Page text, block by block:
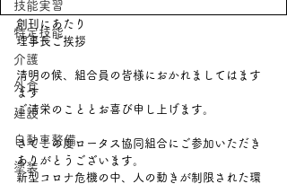
技能実習
特定技能
介護
外食
建設
自動車整備
塗装
創刊にあたり
理事長ご挨拶
清明の候、組合員の皆様におかれましてはます
ます
ご清栄のこととお喜び申し上げます。
さてこの度ロータス協同組合にご参加いただき
ありがとうございます。
新型コロナ危機の中、人の動きが制限された環